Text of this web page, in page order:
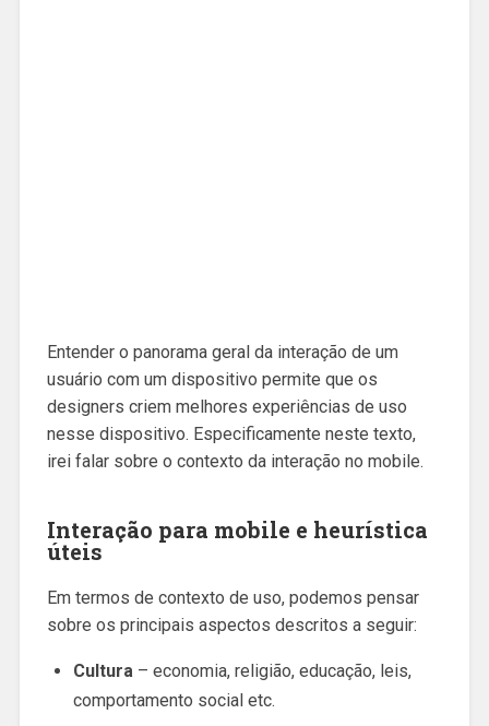
Entender o panorama geral da interação de um
usuário com um dispositivo permite que os
designers criem melhores experiências de uso
nesse dispositivo. Especificamente neste texto,
irei falar sobre o contexto da interação no mobile.
Interação para mobile e heurística
úteis
Em termos de contexto de uso, podemos pensar
sobre os principais aspectos descritos a seguir:
Cultura – economia, religião, educação, leis,
comportamento social etc.